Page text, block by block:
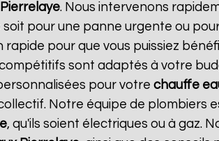
Pierrelaye. Nous intervenons
soit pour une panne urgente ou
rapide pour que vous puissiez
sont adaptés à votre
pour votre chauffe
Notre équipe de plombiers
, qu'ils soient électriques ou à gaz.